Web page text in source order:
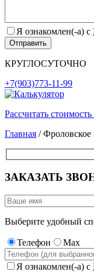
Я ознакомлен(-а) с
КРУГЛОСУТОЧНО
+7(903)773-11-99
Рассчитать
Главная /
ЗАКАЗАТЬ
Выберите удобный
Телефон Max
Я ознакомлен(-а) с